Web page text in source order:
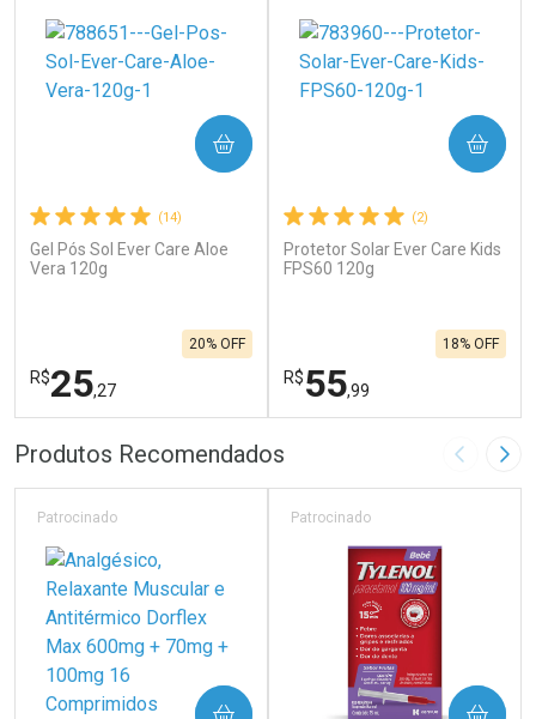
(14)
Gel Pós Sol Ever Care Aloe
Vera 120g
R$25,27
20% OFF
COMPRAR
FECHAR
Laboratório
FECHAR
Por Menos
(2)
Protetor Solar Ever Care Kids
FPS60 120g
R$55,99
18% OFF
COMPRAR
Laboratório
Por Menos
Produtos Recomendados Imagem
Patrocinado
COMPRAR
Patrocinado
COMPRAR